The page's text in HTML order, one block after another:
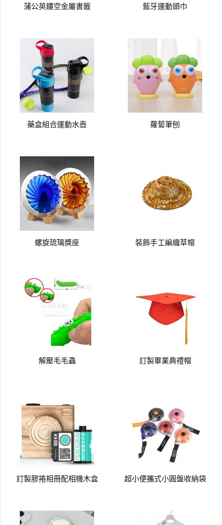
蒲公英鏤空金屬書籤 藍牙運動頭巾
藥盒組合運動水壺 蘿蔔筆刨
螺旋琉璃獎座 裝飾手工編織草帽
解壓毛毛蟲 訂製畢業典禮帽
訂製膠捲相冊配相機木盒 超小便攜式小圓盤收納袋